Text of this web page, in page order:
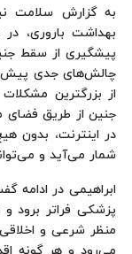
به گزارش سلامت
بهداشت باروری،
پیشگیری از سقط
چالش‌های جدی
از بزرگترین
جنین از طریق فضای
در اینترنت، بدون
شمار می‌آید و
ابراهیمی در ادامه
پزشکی فراتر برود و
منظر شرعی و
می‌رود و هر گونه